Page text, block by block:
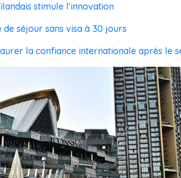
stimule l'innovation
séjour sans visa à 30 jours
la confiance internationale après le